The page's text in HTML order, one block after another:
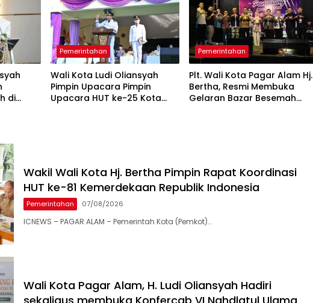
di
Pemerintahan
Wali Kota Ludi Oliansyah
Pimpin Upacara Pimpin
Upacara HUT ke-25 Kota
Pemerintahan
Plt. Wali Kota Pagar Alam Hj.
Bertha, Resmi Membuka
Gelaran Bazar Besemah
Wakil Wali Kota Hj. Bertha Pimpin ​Rapat Koordinasi
HUT ke-81 Kemerdekaan Republik Indonesia
Pemerintahan 07/08/2026
ICNEWS – PAGAR ALAM – Pemerintah Kota (Pemkot)…
Wali Kota Pagar Alam, H. Ludi Oliansyah Hadiri